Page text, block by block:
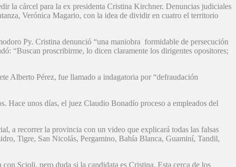
la cárcel para la ex presidenta Cristina Kirchner. Denuncias judiciales
Verónica Magario, con la idea de dividir en cuatro el territorio
Py. Cristina denunció “una maniobra formidable de persecución
“Buscan proscribirme, lo dicen claramente los dirigentes opositores;
Alberto Pérez, fue llamado a indagatoria por “defraudación
Hace unos días, el juez Claudio Bonadío proceso a empleados del
a recorrer la provincia con un video que explicará todas las falsas
Tigre, San Nicolás, Pergamino, Bahía Blanca, Guaminí, Tandil,
Scioli, pero duda si la candidata es Cristina. Esta cerca de los